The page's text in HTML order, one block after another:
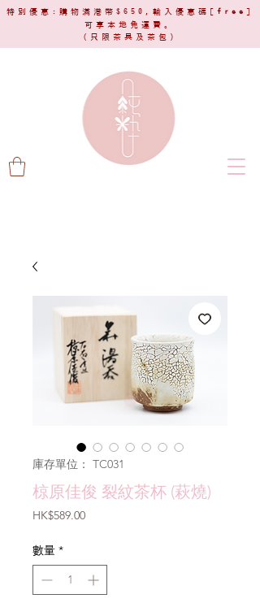
特別優惠:購物滿港幣$650,輸入優惠碼[ free ]
可享本地免運費。
(只限茶具及茶包)​
庫存單位： TC031
椋原佳俊 裂紋茶杯 (萩燒)
HK$589.00價
數量 *